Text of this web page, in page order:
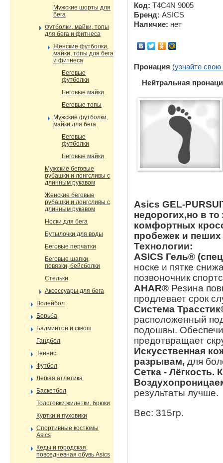
Код: T4C4N 9005
Бренд: ASICS
Наличие: нет
Пронация (узнайте
Нейтральная
Asics GEL-
недорогих,но в
комфортных
пробежек и пеших
Технологии:
ASICS Гель®
носке и пятке
позвоночник
AHAR® Резина
продлевает срок
Система
расположенный
подошвы.
предотвращает
Искусственная
разрывам, для
Сетка - Лёгкость.
результаты лучше.
Вес: 315гр.
Мужские шорты для
бега
Футболки, майки, топы
для бега и фитнеса
Женские футболки,
майки, топы для бега
и фитнеса
Беговые
футболки
Беговые майки
Беговые топы
Мужские футболки,
майки для бега
Беговые
футболки
Беговые майки
Мужские беговые
рубашки и лонгсливы с
длинным рукавом
Женские беговые
рубашки и лонгсливы с
длинным рукавом
Носки для бега
Бутылочки для воды
Беговые перчатки
Беговые шапки,
повязки, бейсболки
Стельки
Аксессуары для бега
Волейбол
Борьба
Бадминтон и сквош
Гандбол
Теннис
Футбол
Легкая атлетика
Баскетбол
Толстовки,жилетки, брюки
Куртки и пуховики
Спортивные костюмы
Asics
Кеды и городская,
повседневная обувь Asics